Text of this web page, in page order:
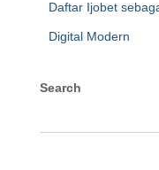
Daftar Ijobet
Digital Modern
Search